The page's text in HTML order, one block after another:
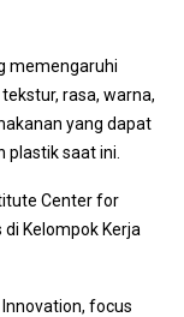
memengaruhi
rasa, warna,
yang dapat
saat ini.
Center for
di Kelompok Kerja
focus